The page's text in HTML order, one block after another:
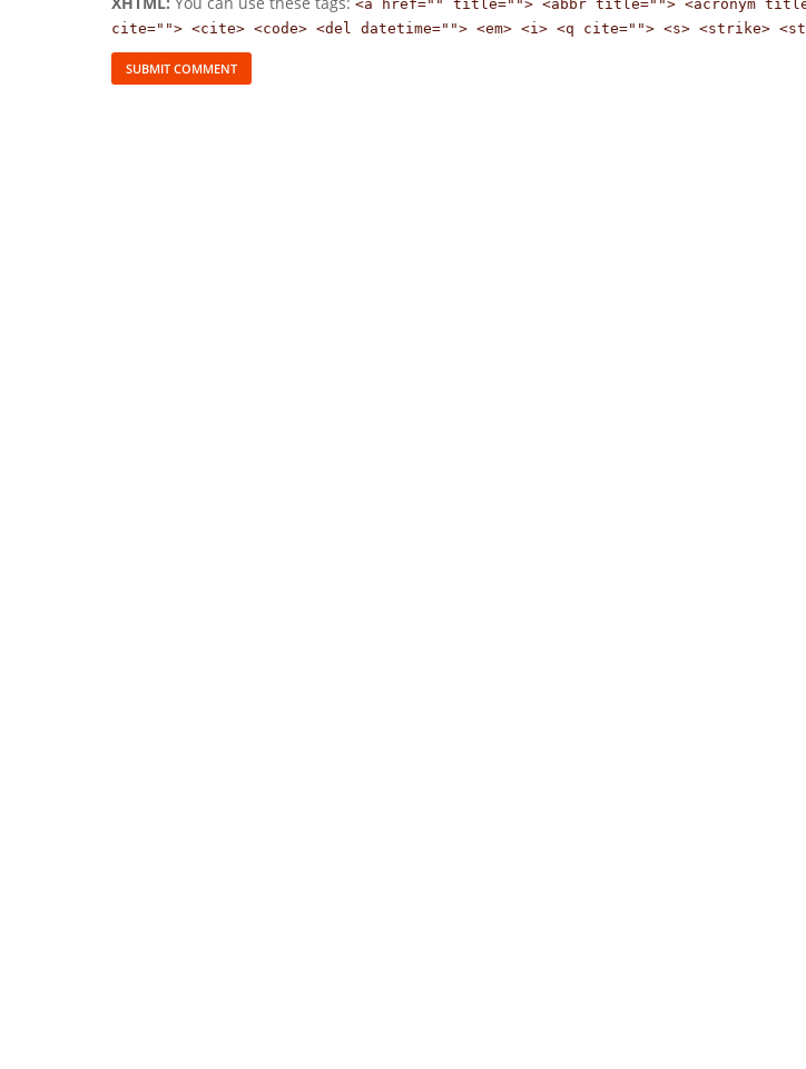
<a href="" title=""> <abbr title=""> <acronym
cite=""> <cite> <code> <del datetime=""> <em> <i> <q cite=""> <s> <strike>